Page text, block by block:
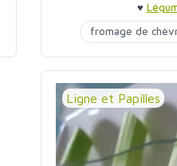
♥
fromage de
Ligne et Papilles